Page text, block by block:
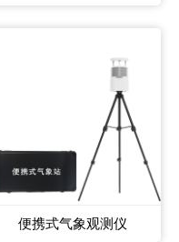
便携式气象观测仪